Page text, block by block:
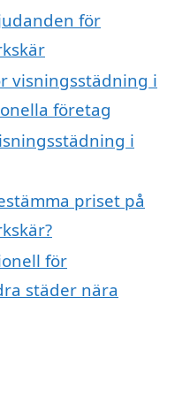
för
visningsstädning i
företag
i
priset på
för
städer nära